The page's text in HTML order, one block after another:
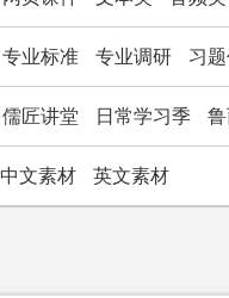
专业标准 专业调研 习
儒匠讲堂 日常学习季
中文素材 英文素材